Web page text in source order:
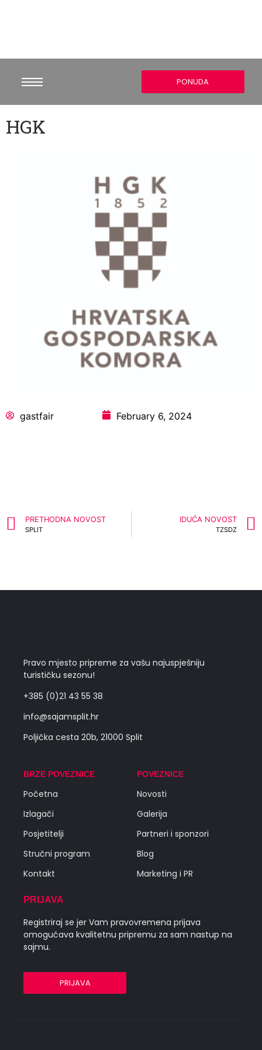
PONUDA
HGK
gastfair February 6, 2024
PRETHODNA NOVOST
SPLIT
IDUĆA NOVOST
TZSDZ
Pravo mjesto pripreme za vašu najuspješniju
turističku sezonu!
+385 (0)21 43 55 38
info@sajamsplit.hr
Poljička cesta 20b, 21000 Split
BRZE POVEZNICE
Početna
Izlagači
Posjetitelji
Stručni program
Kontakt
POVEZNICE
Novosti
Galerija
Partneri i sponzori
Blog
Marketing i PR
PRIJAVA
Registriraj se jer Vam pravovremena prijava
omogućava kvalitetnu pripremu za sam nastup na
sajmu.
PRIJAVA